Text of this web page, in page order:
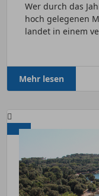
Wer durch das
hoch gelegenen
landet in einem
Mehr lesen